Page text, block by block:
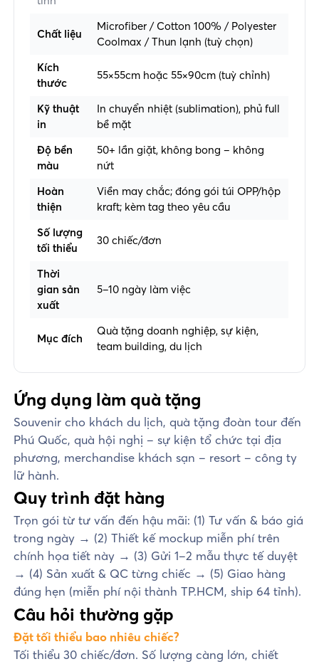
Chất liệu
Microfiber / Cotton 100% / Polyester
Coolmax / Thun lạnh (tuỳ chọn)
Kích
thước
55×55cm hoặc 55×90cm (tuỳ chỉnh)
Kỹ thuật
in
In chuyển nhiệt (sublimation), phủ full
bề mặt
Độ bền
màu
50+ lần giặt, không bong – không
nứt
Hoàn
thiện
Viền may chắc; đóng gói túi OPP/hộp
kraft; kèm tag theo yêu cầu
Số lượng
tối thiểu
30 chiếc/đơn
Thời
gian sản
xuất
5–10 ngày làm việc
Mục đích
Quà tặng doanh nghiệp, sự kiện,
team building, du lịch
Ứng dụng làm quà tặng
Souvenir cho khách du lịch, quà tặng đoàn tour đến
Phú Quốc, quà hội nghị – sự kiện tổ chức tại địa
phương, merchandise khách sạn – resort – công ty
lữ hành.
Quy trình đặt hàng
Trọn gói từ tư vấn đến hậu mãi: (1) Tư vấn & báo giá
trong ngày → (2) Thiết kế mockup miễn phí trên
chính họa tiết này → (3) Gửi 1–2 mẫu thực tế duyệt
→ (4) Sản xuất & QC từng chiếc → (5) Giao hàng
đúng hẹn (miễn phí nội thành TP.HCM, ship 64 tỉnh).
Câu hỏi thường gặp
Đặt tối thiểu bao nhiêu chiếc?
Tối thiểu 30 chiếc/đơn. Số lượng càng lớn, chiết